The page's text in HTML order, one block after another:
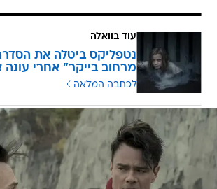
עוד בוואלה
נטפליקס ביטלה את
מרחוב בייקר" אחרי
לכתבה המלאה